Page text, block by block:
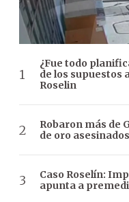
¿Fue todo
de los supuestos
Roselin
Robaron más de
de oro
Caso Roselín:
apunta a